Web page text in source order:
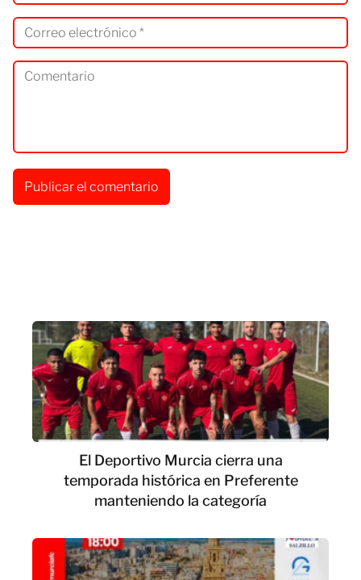
El Deportivo Murcia cierra una
temporada histórica en Preferente
manteniendo la categoría